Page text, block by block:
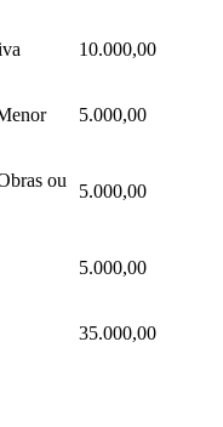
10.000,00
5.000,00
ou
5.000,00
5.000,00
35.000,00